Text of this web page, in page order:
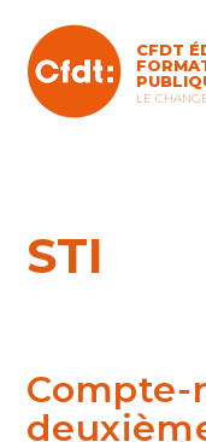
content
CFDT
LE
STI
Compte-